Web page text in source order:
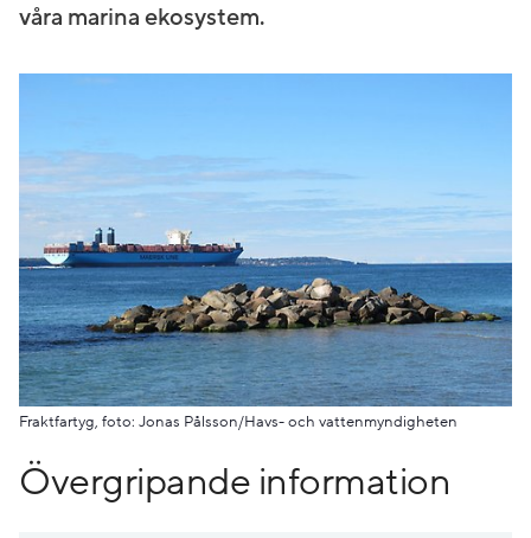
våra marina ekosystem.
Fraktfartyg, foto: Jonas Pålsson/Havs- och vattenmyndigheten
Övergripande information